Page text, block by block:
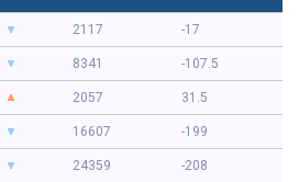
2117 -17
8341 -107.5
2057 31.5
16607 -199
24359 -208